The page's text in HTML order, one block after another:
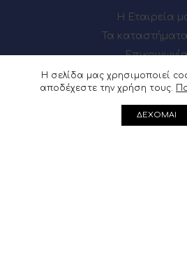
Η Εταιρεία
Τα
Πως θα μας
Μαιζώνος 54-
Η σελίδα μας χρησιμοποιεί
αποδέχεστε την χρήση τους.
ΔΕΧΟΜΑΙ